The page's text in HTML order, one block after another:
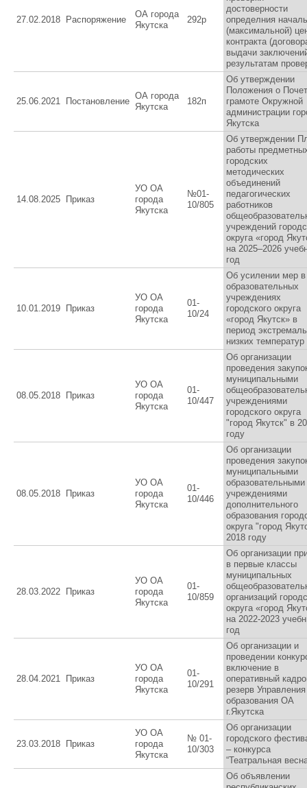
27.02.2018 Распоряжение
ОА города
Якутска
292р
достоверности
определния
(максимальной)
контракта
выдачи
результатам
25.06.2021 Постановление
ОА города
Якутска
182п
Об утверждении
Положения о
грамоте Окружной
администрации
Якутска
14.08.2025 Приказ
УО ОА
города
Якутска
№01-
10/805
Об утверждении
работы
городских
методических
объединений
педагогических
работников
учреждений
округа «город
на 2025–2026
год
10.01.2019 Приказ
УО ОА
города
Якутска
01-
10/24
Об усилении мер в
образовательных
учреждениях
городского округа
«город Якутск» в
период
низких температур
08.05.2018 Приказ
УО ОА
города
Якутска
01-
10/447
Об организации
проведения
муниципальными
учреждениями
городского округа
"город Якутск" в
году
08.05.2018 Приказ
УО ОА
города
Якутска
01-
10/446
Об организации
проведения
муниципальными
образовательными
учреждениями
дополнительного
образования
округа "город
2018 году
28.03.2022 Приказ
УО ОА
города
Якутска
01-
10/859
Об организации
в первые классы
муниципальных
организаций
округа «город
на 2022-2023
год
28.04.2021 Приказ
УО ОА
города
Якутска
01-
10/291
Об организации и
проведении
включение в
оперативный
резерв Управления
образования ОА
г.Якутска
23.03.2018 Приказ
УО ОА
города
Якутска
№ 01-
10/303
Об организации
городского
– конкурса
“Театральная
Об объявлении